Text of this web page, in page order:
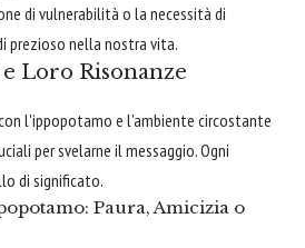
di vulnerabilità o la necessità di
prezioso nella nostra vita.
Loro Risonanze
l'ippopotamo e l'ambiente circostante
per svelarne il messaggio. Ogni
di significato.
Paura, Amicizia o